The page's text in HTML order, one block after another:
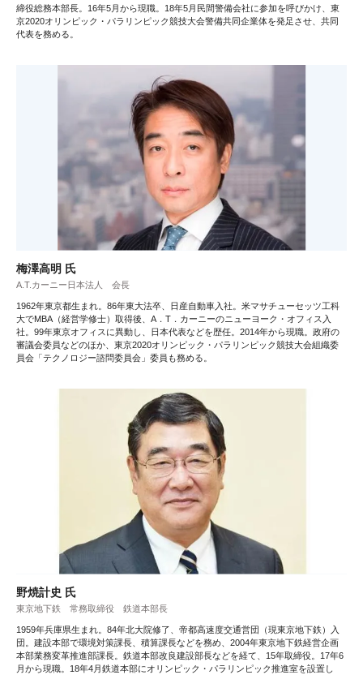
締役総務本部長。16年5月から現職。18年5月民間警備会社に参加を呼びかけ、東
京2020オリンピック・パラリンピック競技大会警備共同企業体を発足させ、共同
代表を務める。
梅澤高明 氏
A.T.カーニー日本法人 会長
1962年東京都生まれ。86年東大法卒、日産自動車入社。米マサチューセッツ工科
大でMBA（経営学修士）取得後、A．T．カーニーのニューヨーク・オフィス入
社。99年東京オフィスに異動し、日本代表などを歴任。2014年から現職。政府の
審議会委員などのほか、東京2020オリンピック・パラリンピック競技大会組織委
員会「テクノロジー諮問委員会」委員も務める。
野焼計史 氏
東京地下鉄 常務取締役 鉄道本部長
1959年兵庫県生まれ。84年北大院修了、帝都高速度交通営団（現東京地下鉄）入
団。建設本部で環境対策課長、積算課長などを務め、2004年東京地下鉄経営企画
本部業務変革推進部課長。鉄道本部改良建設部長などを経て、15年取締役。17年6
月から現職。18年4月鉄道本部にオリンピック・パラリンピック推進室を設置し